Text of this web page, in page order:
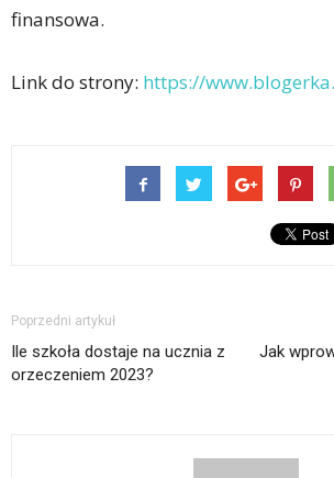
finansowa.
Link do strony: https://
Poprzedni artykuł
Ile szkoła dostaje na ucznia z
orzeczeniem 2023?
Jak